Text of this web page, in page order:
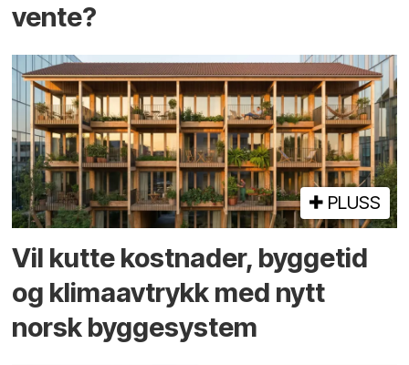
vente?
PLUSS
Vil kutte kostnader, byggetid
og klima­avtrykk med nytt
norsk bygge­system